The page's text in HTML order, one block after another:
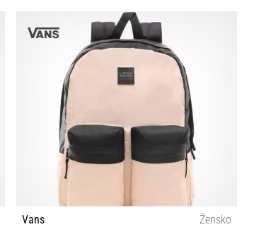
OSFM
Vans
Žensko